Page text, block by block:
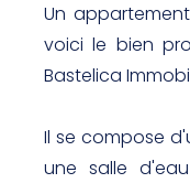
Un
voici le bien
Bastelica
Il se compose
une salle